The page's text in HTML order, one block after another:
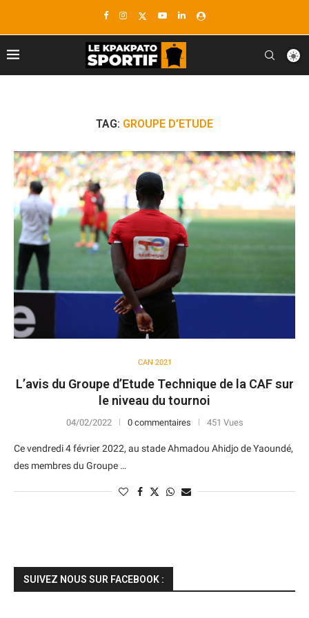
TAG: GROUPE D’ETUDE
CAN 2021
L’avis du Groupe d’Etude Technique de la CAF sur
le niveau du tournoi
04/02/2022 0 commentaires 451 Vues
Ce vendredi 4 février 2022, au stade Ahmadou Ahidjo de Yaoundé,
des membres du Groupe …
SUIVEZ NOUS SUR FACEBOOK :